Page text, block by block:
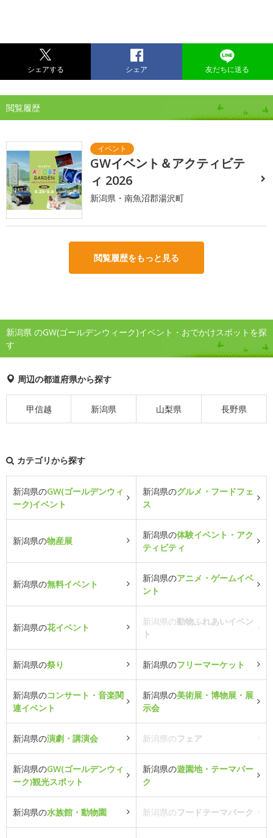
シェアする シェア 友だちに送る
閲覧履歴
GWイベント＆アクティビテ
ィ 2026
新潟県・南魚沼郡湯沢町
閲覧履歴をもっと見る
新潟県 のGW(ゴールデンウィーク)イベント・おでかけスポットを探
す
周辺の都道府県から探す
甲信越 新潟県 山梨県 長野県
カテゴリから探す
新潟県のGW(ゴールデンウィ
ーク)イベント
新潟県のグルメ・フードフェ
ス
新潟県の物産展
新潟県の体験イベント・アク
ティビティ
新潟県の無料イベント
新潟県のアニメ・ゲームイベ
ント
新潟県の花イベント
新潟県の動物ふれあいイベン
ト
新潟県の祭り 新潟県のフリーマーケット
新潟県のコンサート・音楽関
連イベント
新潟県の美術展・博物展・展
示会
新潟県の演劇・講演会 新潟県のフェア
新潟県のGW(ゴールデンウィ
ーク)観光スポット
新潟県の遊園地・テーマパー
ク
新潟県の水族館・動物園 新潟県のフードテーマパーク